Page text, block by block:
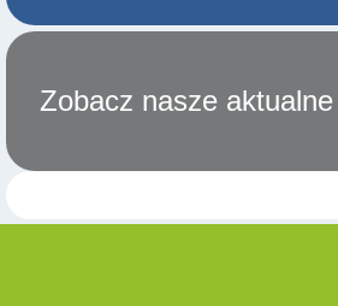
Zobacz nasze